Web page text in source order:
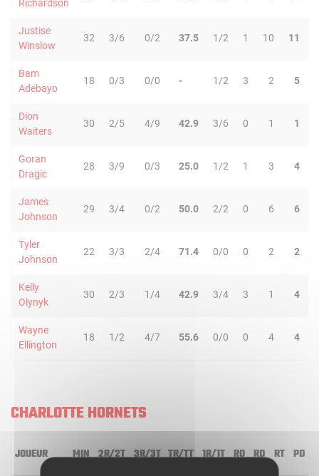
Richardson
Justise
Winslow
32 3/6 0/2 37.5 1/2 1 10 11
Bam
Adebayo
18 0/3 0/0 - 1/2 3 2 5
Dion
Waiters
30 2/5 4/9 42.9 3/6 0 1 1
Goran
Dragic
28 3/9 0/3 25.0 1/2 1 3 4
James
Johnson
29 3/4 0/2 50.0 2/2 0 6 6
Tyler
Johnson
22 3/3 2/4 71.4 0/0 0 2 2
Kelly
Olynyk
30 2/3 1/4 42.9 3/4 3 1 4
Wayne
Ellington
18 1/2 4/7 55.6 0/0 0 4 4
CHARLOTTE HORNETS
JOUEUR MIN 2R/2T 3R/3T TR/TT 1R/1T RO RD RT PD